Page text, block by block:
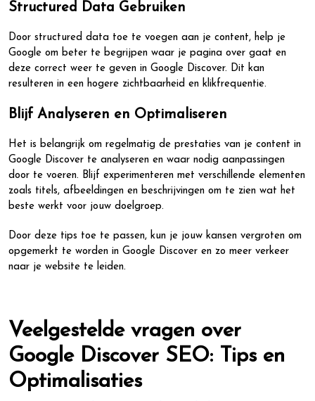
Structured Data Gebruiken
Door structured data toe te voegen aan je content, help je
Google om beter te begrijpen waar je pagina over gaat en
deze correct weer te geven in Google Discover. Dit kan
resulteren in een hogere zichtbaarheid en klikfrequentie.
Blijf Analyseren en Optimaliseren
Het is belangrijk om regelmatig de prestaties van je content in
Google Discover te analyseren en waar nodig aanpassingen
door te voeren. Blijf experimenteren met verschillende elementen
zoals titels, afbeeldingen en beschrijvingen om te zien wat het
beste werkt voor jouw doelgroep.
Door deze tips toe te passen, kun je jouw kansen vergroten om
opgemerkt te worden in Google Discover en zo meer verkeer
naar je website te leiden.
Veelgestelde vragen over
Google Discover SEO: Tips en
Optimalisaties